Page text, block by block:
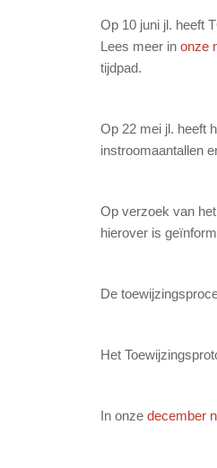
Op 10 juni jl. heeft
Lees meer in onze
tijdpad.
Op 22 mei jl. heeft
instroomaantallen
Op verzoek van
hierover is
De
Het
In onze december